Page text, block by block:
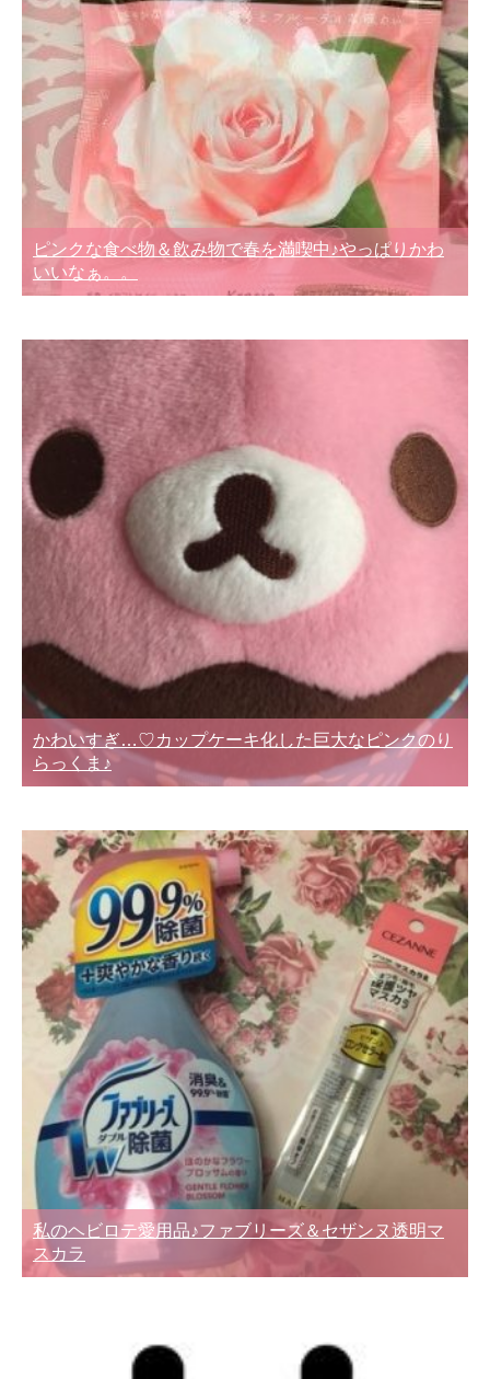
ピンクな食べ物＆飲み物で春を満喫中♪やっぱりかわ
いいなぁ。。
かわいすぎ…♡カップケーキ化した巨大なピンクのり
らっくま♪
私のヘビロテ愛用品♪ファブリーズ＆セザンヌ透明マ
スカラ